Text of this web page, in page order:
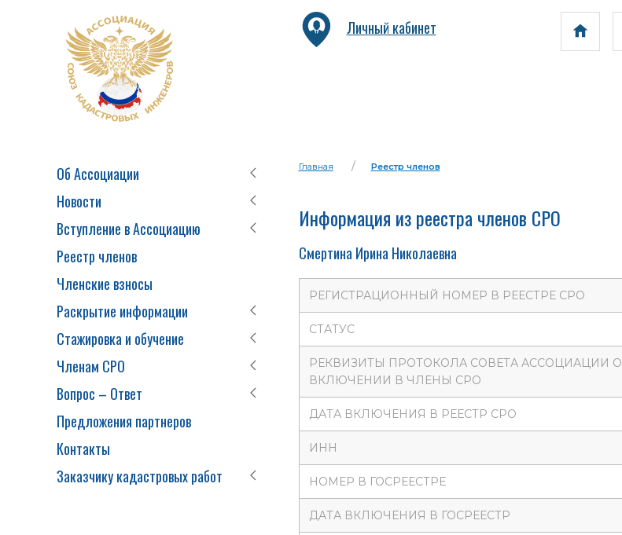
Об Ассоциации
Новости
Вступление в Ассоциацию
Реестр членов
Членские взносы
Раскрытие информации
Стажировка и обучение
Членам СРО
Вопрос – Ответ
Предложения партнеров
Контакты
Заказчику кадастровых работ
Личный кабинет
Главная Реестр членов
Информация из реестра членов СРО
Смертина Ирина Николаевна
РЕГИСТРАЦИОННЫЙ НОМЕР В РЕЕСТРЕ СРО
СТАТУС
РЕКВИЗИТЫ ПРОТОКОЛА СОВЕТА АССОЦИАЦИИ О
ВКЛЮЧЕНИИ В ЧЛЕНЫ СРО
ДАТА ВКЛЮЧЕНИЯ В РЕЕСТР СРО
ИНН
НОМЕР В ГОСРЕЕСТРЕ
ДАТА ВКЛЮЧЕНИЯ В ГОСРЕЕСТР